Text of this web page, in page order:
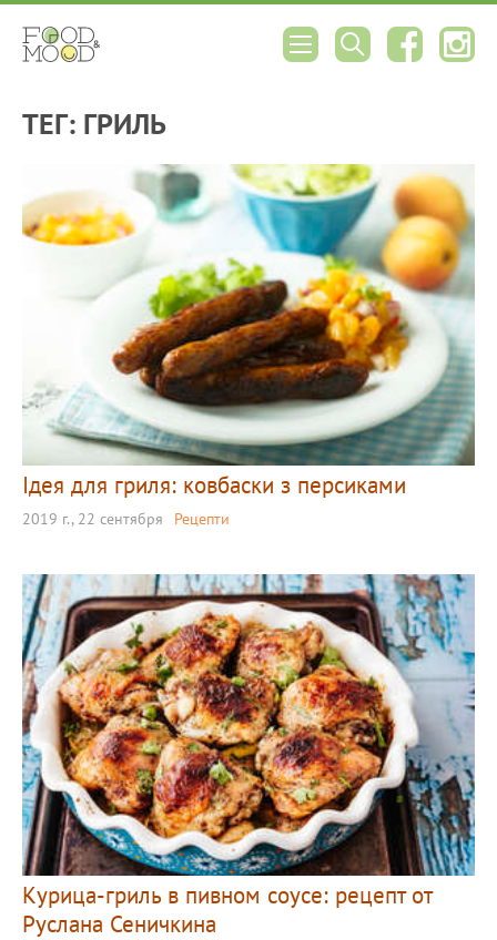
ТЕГ: ГРИЛЬ
Ідея для гриля: ковбаски з персиками
2019 г., 22 сентября Рецепти
Курица-гриль в пивном соусе: рецепт от
Руслана Сеничкина